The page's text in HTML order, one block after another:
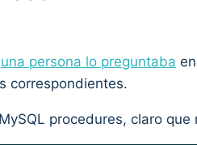
una persona lo preguntaba
correspondientes.
procedures, claro